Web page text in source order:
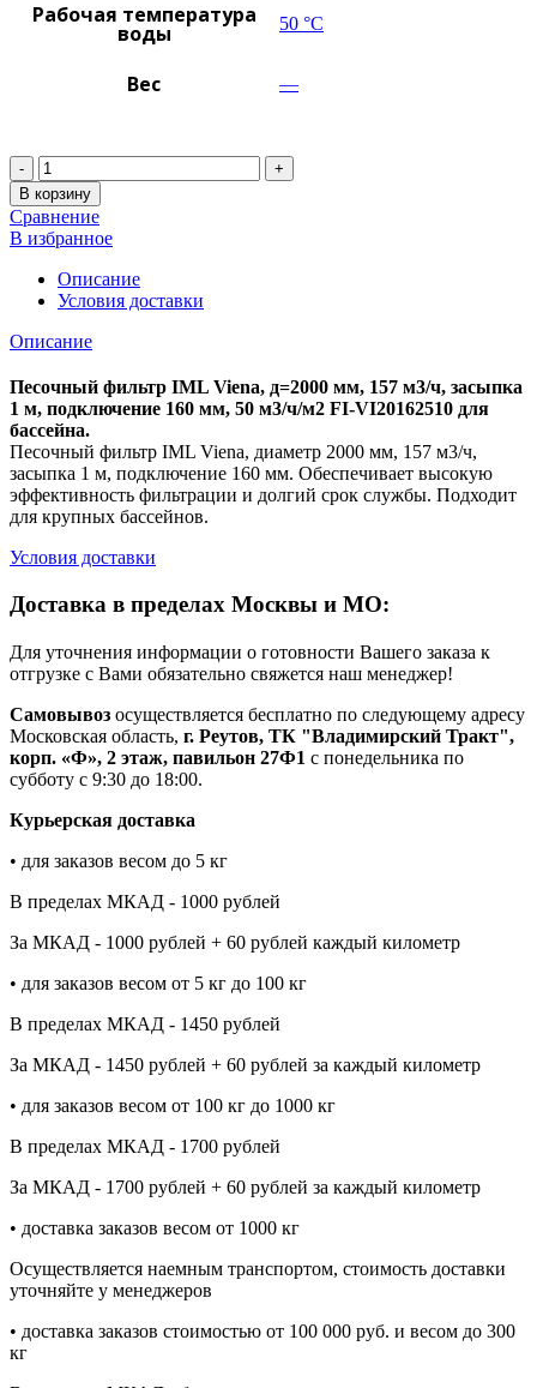
Рабочая температура
воды 50 °C
Вес —
Количество
В корзину
Сравнение
В избранное
Описание
Условия доставки
Описание
Песочный фильтр IML Viena, д=2000 мм, 157 м3/ч, засыпка
1 м, подключение 160 мм, 50 м3/ч/м2 FI-VI20162510 для
бассейна.
Песочный фильтр IML Viena, диаметр 2000 мм, 157 м3/ч,
засыпка 1 м, подключение 160 мм. Обеспечивает высокую
эффективность фильтрации и долгий срок службы. Подходит
для крупных бассейнов.
Условия доставки
Доставка в пределах Москвы и МО:
Для уточнения информации о готовности Вашего заказа к
отгрузке с Вами обязательно свяжется наш менеджер!
Самовывоз осуществляется бесплатно по следующему адресу
Московская область, г. Реутов, ТК "Владимирский Тракт",
корп. «Ф», 2 этаж, павильон 27Ф1 с понедельника по
субботу с 9:30 до 18:00.
Курьерская доставка
• для заказов весом до 5 кг
В пределах МКАД - 1000 рублей
За МКАД - 1000 рублей + 60 рублей каждый километр
• для заказов весом от 5 кг до 100 кг
В пределах МКАД - 1450 рублей
За МКАД - 1450 рублей + 60 рублей за каждый километр
• для заказов весом от 100 кг до 1000 кг
В пределах МКАД - 1700 рублей
За МКАД - 1700 рублей + 60 рублей за каждый километр
• доставка заказов весом от 1000 кг
Осуществляется наемным транспортом, стоимость доставки
уточняйте у менеджеров
• доставка заказов стоимостью от 100 000 руб. и весом до 300
кг